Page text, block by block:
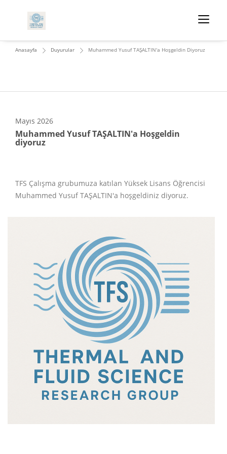
Anasayfa Duyurular Muhammed Yusuf TAŞALTIN'a Hoşgeldin Diyoruz
Mayıs 2026
Muhammed Yusuf TAŞALTIN'a Hoşgeldin
diyoruz
TFS Çalışma grubumuza katılan Yüksek Lisans Öğrencisi
Muhammed Yusuf TAŞALTIN'a hoşgeldiniz diyoruz.